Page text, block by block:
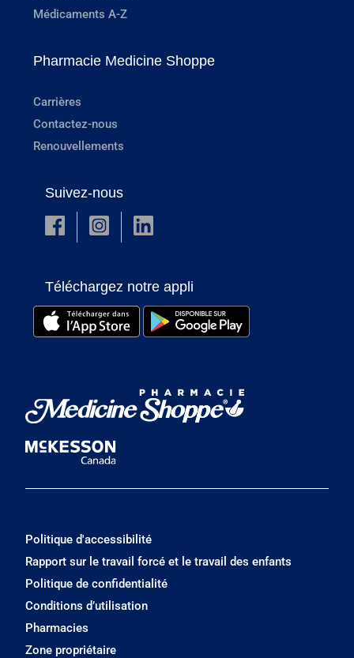
Médicaments A-Z
Pharmacie Medicine Shoppe
Carrières
Contactez-nous
Renouvellements
Suivez-nous
Téléchargez notre appli
Politique d'accessibilité
Rapport sur le travail forcé et le travail des enfants
Politique de confidentialité
Conditions d’utilisation
Pharmacies
Zone propriétaire